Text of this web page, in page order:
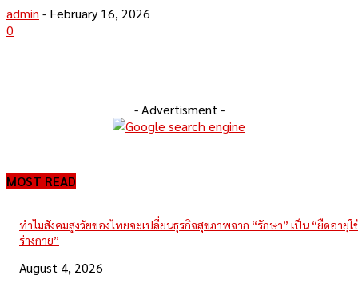
admin - February 16, 2026
0
- Advertisment -
MOST READ
ทำไมสังคมสูงวัยของไทยจะเปลี่ยนธุรกิจสุขภาพจาก “รักษา” เป็น “ยืดอายุใ
ร่างกาย”
August 4, 2026